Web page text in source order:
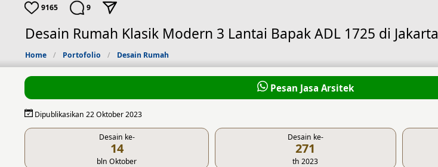
9165 9
Desain Rumah Klasik Modern 3 Lantai Bapak ADL 1725 di Jakarta
Home Portofolio Desain Rumah
Pesan Jasa Arsitek
Dipublikasikan 22 Oktober 2023
Desain ke-
14
bln Oktober
Desain ke-
271
th 2023